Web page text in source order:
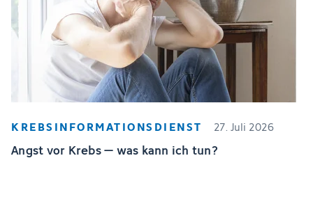
KREBSINFORMATIONSDIENST 27. Juli 2026
Angst vor Krebs – was kann ich tun?